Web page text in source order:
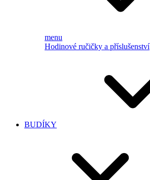
menu
Hodinové ručičky a příslušenství
BUDÍKY